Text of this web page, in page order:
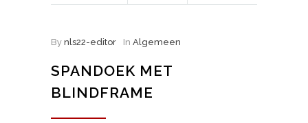
By nls22-editor In Algemeen
SPANDOEK MET
BLINDFRAME